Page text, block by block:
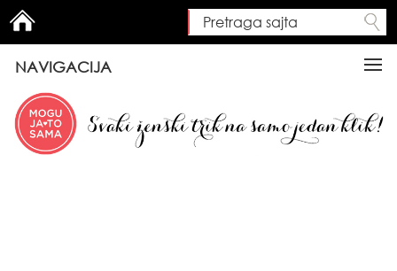
Search form
Pretraga sajta
NAVIGACIJA